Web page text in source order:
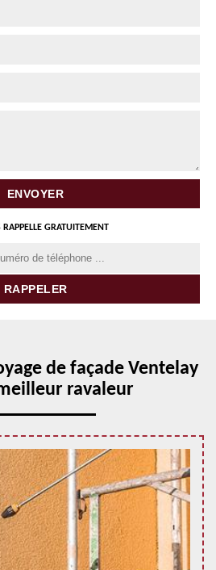
GRATUITEMENT
de façade Ventelay
ravaleur